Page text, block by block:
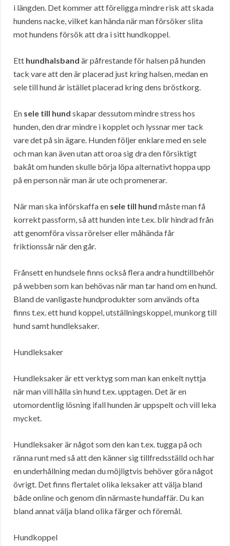
i längden. Det kommer att föreligga mindre risk att skada
hundens nacke, vilket kan hända när man försöker slita
mot hundens försök att dra i sitt hundkoppel.
Ett hundhalsband är påfrestande för halsen på hunden
tack vare att den är placerad just kring halsen, medan en
sele till hund är istället placerad kring dens bröstkorg.
En sele till hund skapar dessutom mindre stress hos
hunden, den drar mindre i kopplet och lyssnar mer tack
vare det på sin ägare. Hunden följer enklare med en sele
och man kan även utan att oroa sig dra den försiktigt
bakåt om hunden skulle börja löpa alternativt hoppa upp
på en person när man är ute och promenerar.
När man ska införskaffa en sele till hund måste man få
korrekt passform, så att hunden inte t.ex. blir hindrad från
att genomföra vissa rörelser eller måhända får
friktionssår när den går.
Frånsett en hundsele finns också flera andra hundtillbehör
på webben som kan behövas när man tar hand om en hund.
Bland de vanligaste hundprodukter som används ofta
finns t.ex. ett hund koppel, utställningskoppel, munkorg till
hund samt hundleksaker.
Hundleksaker
Hundleksaker är ett verktyg som man kan enkelt nyttja
när man vill hålla sin hund t.ex. upptagen. Det är en
utomordentlig lösning ifall hunden är uppspelt och vill leka
mycket.
Hundleksaker är något som den kan t.ex. tugga på och
ränna runt med så att den känner sig tillfredsställd och har
en underhållning medan du möjligtvis behöver göra något
övrigt. Det finns flertalet olika leksaker att välja bland
både online och genom din närmaste hundaffär. Du kan
bland annat välja bland olika färger och föremål.
Hundkoppel